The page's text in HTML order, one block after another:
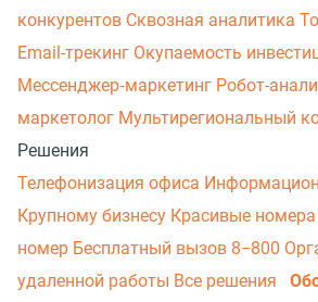
конкурентов Сквозная аналитика
Email-трекинг Окупаемость
Мессенджер‑маркетинг Робот-
маркетолог Мультирегиональный
Решения
Телефонизация офиса
Крупному бизнесу Красивые номера
номер Бесплатный вызов 8−800
удаленной работы Все решения